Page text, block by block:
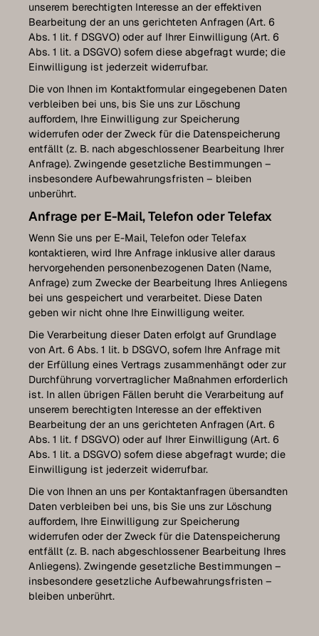
unserem berechtigten Interesse an der effektiven
Bearbeitung der an uns gerichteten Anfragen (Art. 6
Abs. 1 lit. f DSGVO) oder auf Ihrer Einwilligung (Art. 6
Abs. 1 lit. a DSGVO) sofern diese abgefragt wurde; die
Einwilligung ist jederzeit widerrufbar.
Die von Ihnen im Kontaktformular eingegebenen Daten
verbleiben bei uns, bis Sie uns zur Löschung
auffordern, Ihre Einwilligung zur Speicherung
widerrufen oder der Zweck für die Datenspeicherung
entfällt (z. B. nach abgeschlossener Bearbeitung Ihrer
Anfrage). Zwingende gesetzliche Bestimmungen –
insbesondere Aufbewahrungsfristen – bleiben
unberührt.
Anfrage per E-Mail, Telefon oder Telefax
Wenn Sie uns per E-Mail, Telefon oder Telefax
kontaktieren, wird Ihre Anfrage inklusive aller daraus
hervorgehenden personenbezogenen Daten (Name,
Anfrage) zum Zwecke der Bearbeitung Ihres Anliegens
bei uns gespeichert und verarbeitet. Diese Daten
geben wir nicht ohne Ihre Einwilligung weiter.
Die Verarbeitung dieser Daten erfolgt auf Grundlage
von Art. 6 Abs. 1 lit. b DSGVO, sofern Ihre Anfrage mit
der Erfüllung eines Vertrags zusammenhängt oder zur
Durchführung vorvertraglicher Maßnahmen erforderlich
ist. In allen übrigen Fällen beruht die Verarbeitung auf
unserem berechtigten Interesse an der effektiven
Bearbeitung der an uns gerichteten Anfragen (Art. 6
Abs. 1 lit. f DSGVO) oder auf Ihrer Einwilligung (Art. 6
Abs. 1 lit. a DSGVO) sofern diese abgefragt wurde; die
Einwilligung ist jederzeit widerrufbar.
Die von Ihnen an uns per Kontaktanfragen übersandten
Daten verbleiben bei uns, bis Sie uns zur Löschung
auffordern, Ihre Einwilligung zur Speicherung
widerrufen oder der Zweck für die Datenspeicherung
entfällt (z. B. nach abgeschlossener Bearbeitung Ihres
Anliegens). Zwingende gesetzliche Bestimmungen –
insbesondere gesetzliche Aufbewahrungsfristen –
bleiben unberührt.